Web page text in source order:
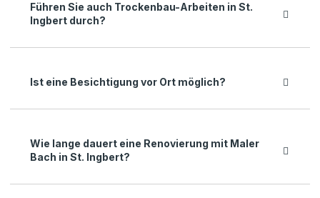
Führen Sie auch Trockenbau-Arbeiten in St.
Ingbert durch?
Ist eine Besichtigung vor Ort möglich?
Wie lange dauert eine Renovierung mit Maler
Bach in St. Ingbert?